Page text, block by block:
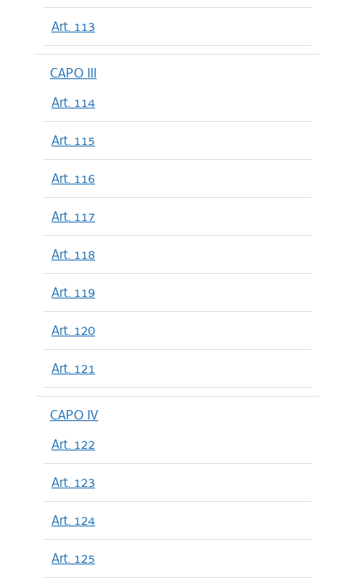
Art. 113
CAPO III
Art. 114
Art. 115
Art. 116
Art. 117
Art. 118
Art. 119
Art. 120
Art. 121
CAPO IV
Art. 122
Art. 123
Art. 124
Art. 125